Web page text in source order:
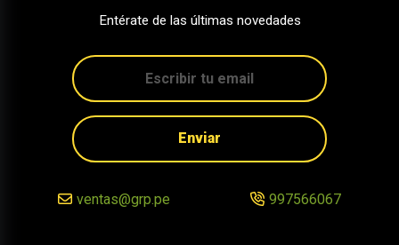
Entérate de las últimas novedades
Enviar
ventas@grp.pe 997566067